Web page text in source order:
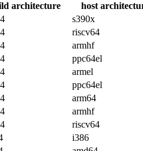
architecture
host
s390x
riscv64
armhf
ppc64el
armel
ppc64el
arm64
armhf
riscv64
i386